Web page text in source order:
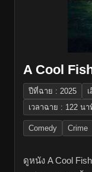
A Cool
ปีที่ฉาย : 2025
เวลาฉาย : 122 นา
Comedy Crime
ดูหนัง A Cool